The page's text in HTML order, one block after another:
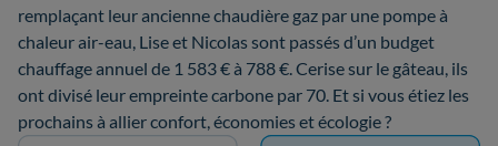
remplaçant leur ancienne chaudière gaz par une pompe à
chaleur air-eau, Lise et Nicolas sont passés d’un budget
chauffage annuel de 1 583 € à 788 €. Cerise sur le gâteau, ils
ont divisé leur empreinte carbone par 70. Et si vous étiez les
prochains à allier confort, économies et écologie ?